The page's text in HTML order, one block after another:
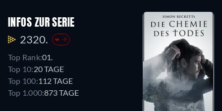
INFOS ZUR SERIE
2320. -9
Top Rank:01.
Top 10:20 TAGE
Top 100:112 TAGE
Top 1.000:873 TAGE